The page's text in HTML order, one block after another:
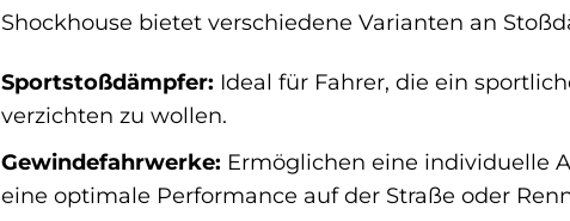
Shockhouse bietet verschiedene Varianten an
Sportstoßdämpfer: Ideal für Fahrer, die ein
verzichten zu wollen.
Gewindefahrwerke: Ermöglichen eine individuelle
eine optimale Performance auf der Straße oder